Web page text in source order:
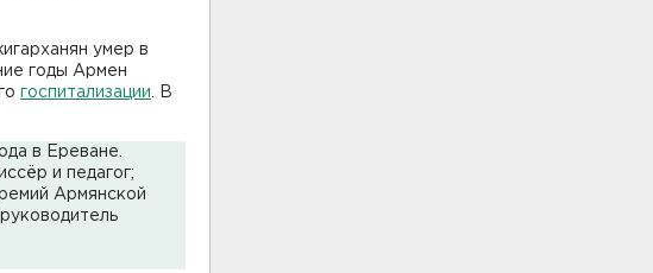
умер в
годы Армен
госпитализации . В
в Ереване.
и педагог;
Армянской